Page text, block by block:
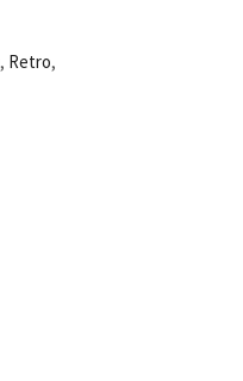
, Retro,